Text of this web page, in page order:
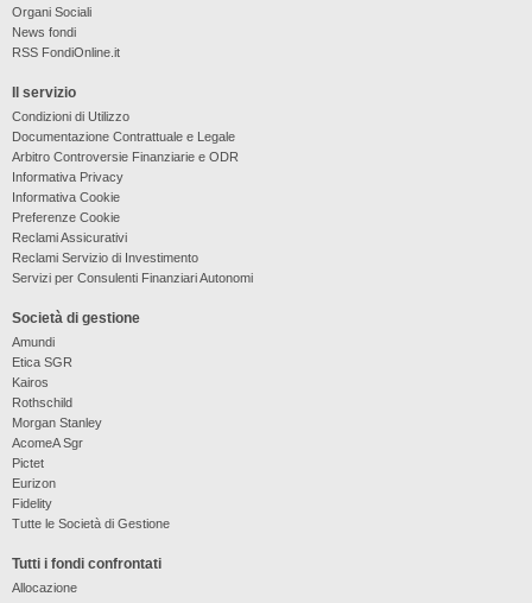
Organi Sociali
News fondi
RSS FondiOnline.it
Il servizio
Condizioni di Utilizzo
Documentazione Contrattuale e Legale
Arbitro Controversie Finanziarie e ODR
Informativa Privacy
Informativa Cookie
Preferenze Cookie
Reclami Assicurativi
Reclami Servizio di Investimento
Servizi per Consulenti Finanziari Autonomi
Società di gestione
Amundi
Etica SGR
Kairos
Rothschild
Morgan Stanley
AcomeA Sgr
Pictet
Eurizon
Fidelity
Tutte le Società di Gestione
Tutti i fondi confrontati
Allocazione